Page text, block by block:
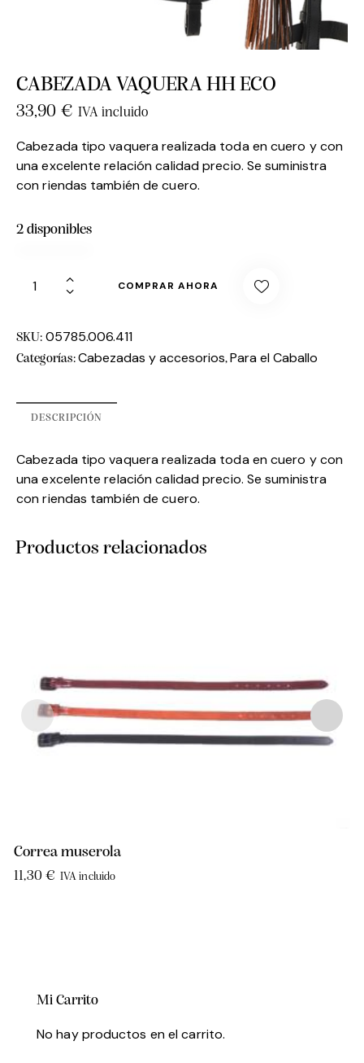
CABEZADA VAQUERA HH ECO
33,90 € IVA incluido
Cabezada tipo vaquera realizada toda en cuero y con
una excelente relación calidad precio. Se suministra
con riendas también de cuero.
2 disponibles
COMPRAR AHORA
SKU: 05785.006.411
Categorías:Cabezadas y accesorios, Para el Caballo
DESCRIPCIÓN
Cabezada tipo vaquera realizada toda en cuero y con
una excelente relación calidad precio. Se suministra
con riendas también de cuero.
Productos relacionados
Correa muserola
11,30 € IVA incluido
Mi Carrito
No hay productos en el carrito.